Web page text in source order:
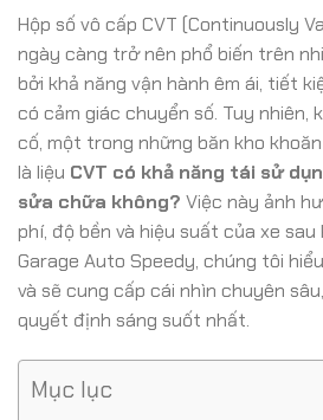
Hộp số vô cấp CVT (Continuously
ngày càng trở nên phổ biến trên
bởi khả năng vận hành êm ái, tiết
có cảm giác chuyển số. Tuy nhiên,
cố, một trong những băn kho
là liệu CVT có khả năng tái sử
sửa chữa không? Việc này ảnh
phí, độ bền và hiệu suất của xe sau
Garage Auto Speedy, chúng tôi
và sẽ cung cấp cái nhìn chuyên
quyết định sáng suốt nhất.
Mục lục